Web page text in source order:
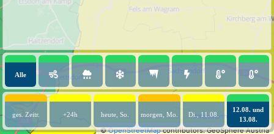
©OpenStreetMapcontributors. GeoSphere Austria
Alle
ges. Zeitr. +24h heute, So. morgen, Mo. Di., 11.08.
12.08. und
13.08.